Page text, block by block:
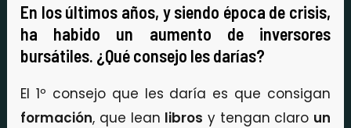
En los últimos años, y siendo época de crisis,
ha habido un aumento de inversores
bursátiles. ¿Qué consejo les darías?
El 1º consejo que les daría es que consigan
formación, que lean libros y tengan claro un